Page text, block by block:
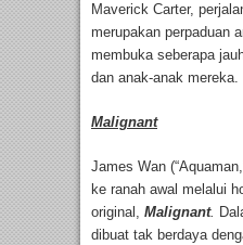
Maverick Carter,
merupakan perpaduan
membuka seberapa
dan anak-anak mereka.
Malignant
James Wan
ke ranah awal melalui
original, Malignant.
dibuat tak berdaya